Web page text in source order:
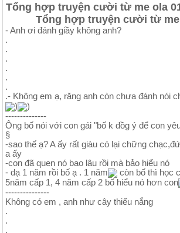
Tổng hợp truyện cười từ me ola
Tổng hợp truyện cười từ me
- Anh ơi đánh giầy không anh?
.
.
.
.
.
.
.- Không em ạ, răng anh còn chưa đánh nói
)
)
--------------
Ông bố nói với con gái "bố k đồg ý để con
§
-sao thế ạ? A ấy rất giàu có lại chững
a ấy
-con đã quen nó bao lâu rồi mà bảo hiểu nó
- dạ 1 năm rồi bố ạ . 1 năm
còn bố thì học
5năm cấp 1, 4 năm cấp 2 bố hiểu nó hơn con
---------------
Không có em , anh như cây thiếu nắng
.
.
.